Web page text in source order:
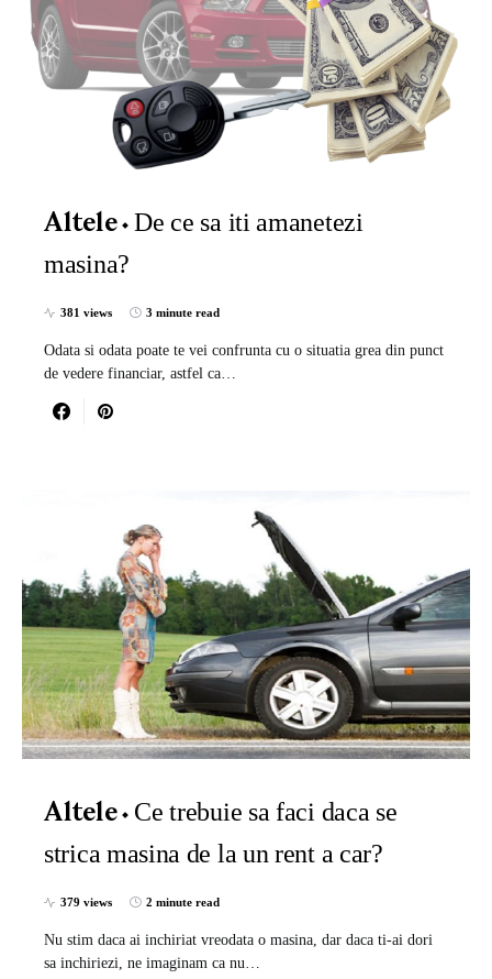
Altele
De ce sa iti amanetezi
masina?
381 views 3 minute read
Odata si odata poate te vei confrunta cu o situatia grea din punct
de vedere financiar, astfel ca…
Altele
Ce trebuie sa faci daca se
strica masina de la un rent a car?
379 views 2 minute read
Nu stim daca ai inchiriat vreodata o masina, dar daca ti-ai dori
sa inchiriezi, ne imaginam ca nu…